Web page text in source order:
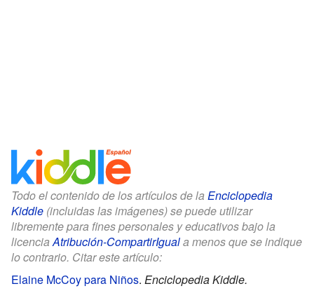
Todo el contenido de los artículos de la Enciclopedia
Kiddle (incluidas las imágenes) se puede utilizar
libremente para fines personales y educativos bajo la
licenciaAtribución-CompartirIguala menos que se indique
lo contrario. Citar este artículo:
Elaine McCoy para Niños. Enciclopedia Kiddle.